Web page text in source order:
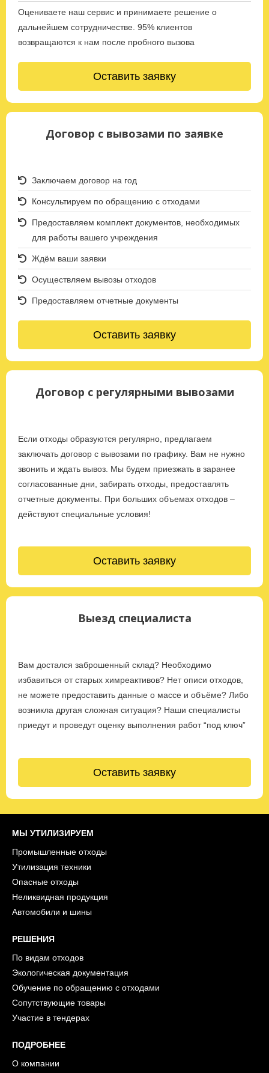
Оцениваете наш сервис и принимаете решение о
дальнейшем сотрудничестве. 95% клиентов
возвращаются к нам после пробного вызова
Оставить заявку
Договор с вывозами по заявке
Заключаем договор на год
Консультируем по обращению с отходами
Предоставляем комплект документов, необходимых
для работы вашего учреждения
Ждём ваши заявки
Осуществляем вывозы отходов
Предоставляем отчетные документы
Оставить заявку
Договор с регулярными вывозами
Если отходы образуются регулярно, предлагаем
заключать договор с вывозами по графику. Вам не нужно
звонить и ждать вывоз. Мы будем приезжать в заранее
согласованные дни, забирать отходы, предоставлять
отчетные документы. При больших объемах отходов –
действуют специальные условия!
Оставить заявку
Выезд специалиста
Вам достался заброшенный склад? Необходимо
избавиться от старых химреактивов? Нет описи отходов,
не можете предоставить данные о массе и объёме? Либо
возникла другая сложная ситуация? Наши специалисты
приедут и проведут оценку выполнения работ “под ключ”
Оставить заявку
МЫ УТИЛИЗИРУЕМ
Промышленные отходы
Утилизация техники
Опасные отходы
Неликвидная продукция
Автомобили и шины
РЕШЕНИЯ
По видам отходов
Экологическая документация
Обучение по обращению с отходами
Сопутствующие товары
Участие в тендерах
ПОДРОБНЕЕ
О компании